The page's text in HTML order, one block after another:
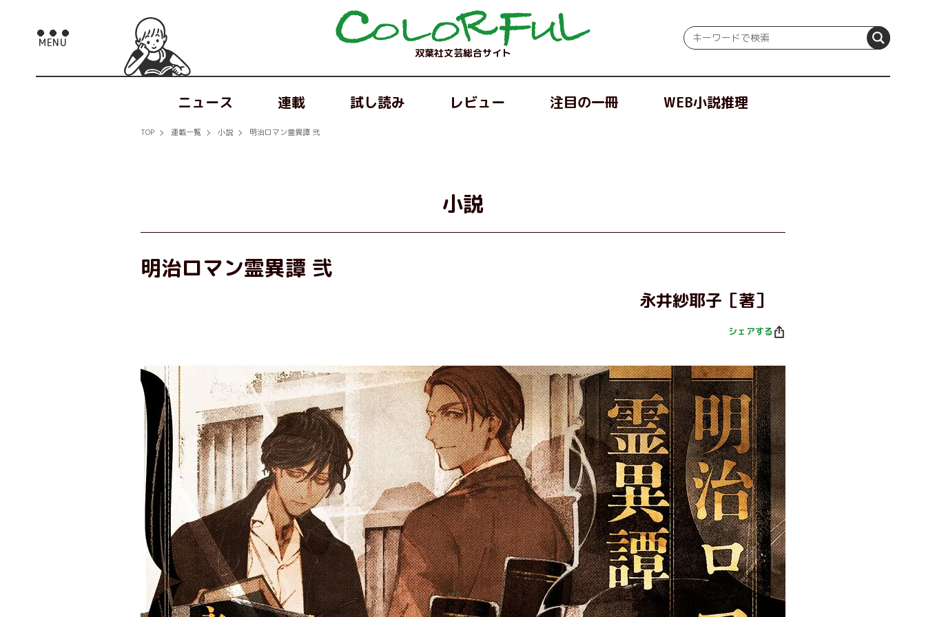
双葉社文芸総合サイト
ニュース 連載 試し読み レビュー 注目の一冊 WEB小説推理
TOP 連載一覧 小説 明治ロマン霊異譚 弐
小説
明治ロマン霊異譚 弐
永井紗耶子［著］
シェアする